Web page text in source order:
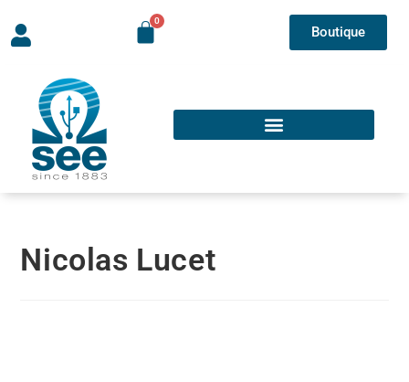
Boutique
Nicolas Lucet